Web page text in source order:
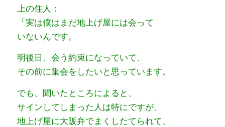
上の住人：
「実は僕はまだ地上げ屋には会って
いないんです。
明後日、会う約束になっていて、
その前に集会をしたいと思っています。
でも、聞いたところによると、
サインしてしまった人は特にですが、
地上げ屋に大阪弁でまくしたてられて、